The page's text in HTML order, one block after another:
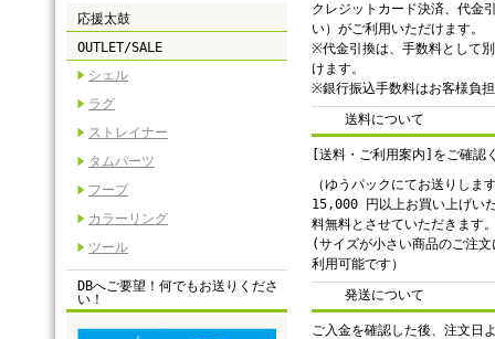
応援太鼓
OUTLET/SALE
シェル
ラグ
ストレイナー
タムパーツ
フープ
カラーリング
ツール
DBへご要望！何でもお送りくださ
い！
クレジットカード決済、代金
い）がご利用いただけます。
※代金引換は、手数料として
けます。
※銀行振込手数料はお客様負
送料について
[送料・ご利用案内]をご確認
（ゆうパックにてお送りしま
15,000 円以上お買い上げい
料無料とさせていただきます
(サイズが小さい商品のご注
利用可能です）
発送について
ご入金を確認した後、注文日